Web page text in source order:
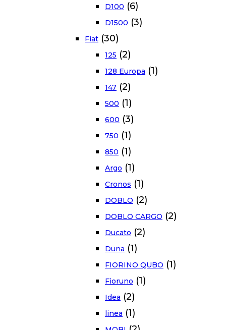
D100 (6)
D1500 (3)
Fiat (30)
125 (2)
128 Europa (1)
147 (2)
500 (1)
600 (3)
750 (1)
850 (1)
Argo (1)
Cronos (1)
DOBLO (2)
DOBLO CARGO (2)
Ducato (2)
Duna (1)
FIORINO QUBO (1)
Fioruno (1)
Idea (2)
linea (1)